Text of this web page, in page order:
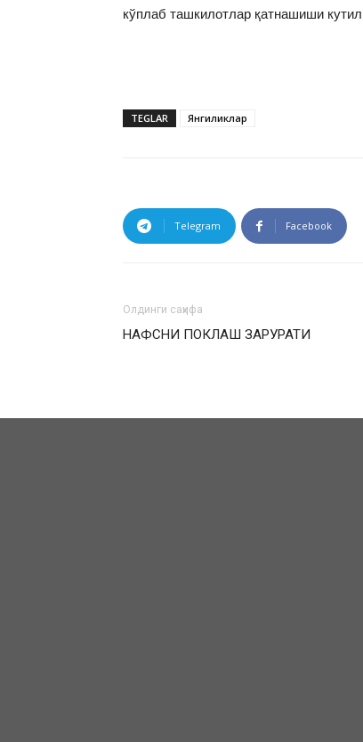
кўплаб ташкилотлар қатнашиши
TEGLAR Янгиликлар
Telegram Facebook
Олдинги саҳифа
НАФСНИ ПОКЛАШ ЗАРУРАТИ